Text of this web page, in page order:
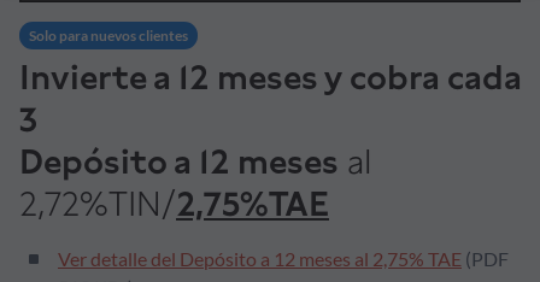
Síguenos
Solo para nuevos clientes
Invierte a 12 meses y cobra cada
3
Depósito a 12 meses al
2,72%TIN/2,75%TAE
Ver detalle del Depósito a 12 meses al 2,75% TAE (PDF